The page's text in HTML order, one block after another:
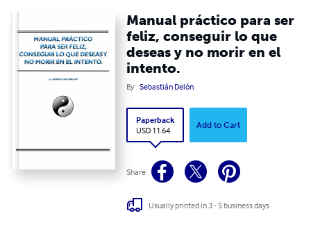
Manual práctico para ser
feliz, conseguir lo que
deseas y no morir en el
intento.
By Sebastián Delón
Paperback
USD 11.64
Add to Cart
Share
Usually printed in 3 - 5 business days